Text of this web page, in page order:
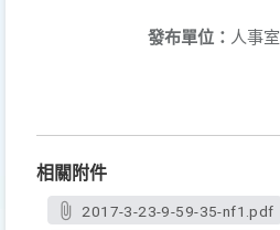
發布單位： 人事室
相關附件
2017-3-23-9-59-35-nf1.pdf